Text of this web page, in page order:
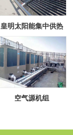
皇明太阳能集中供热
空气源机组